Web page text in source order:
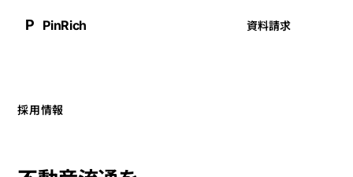
P PinRich 資料請求
採用情報